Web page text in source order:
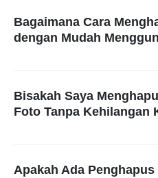
hasil yang bersih dan
Bagaimana Cara
dengan Mudah
Bisakah Saya
Foto Tanpa Kehilangan
Apakah Ada